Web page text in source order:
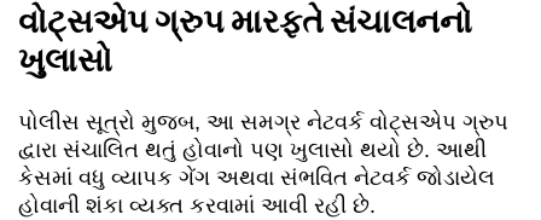
વોટ્સએપ ગ્રુપ મારફતે સંચાલનનો
ખુલાસો
પોલીસ સૂત્રો મુજબ, આ સમગ્ર નેટવર્ક વોટ્સએપ ગ્રુપ
દ્વારા સંચાલિત થતું હોવાનો પણ ખુલાસો થયો છે. આથી
કેસમાં વધુ વ્યાપક ગેંગ અથવા સંભવિત નેટવર્ક જોડાયેલ
હોવાની શંકા વ્યક્ત કરવામાં આવી રહી છે.